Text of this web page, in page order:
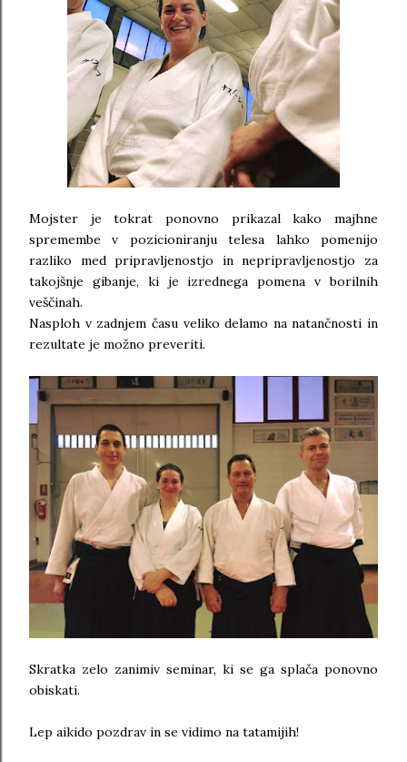
Mojster je tokrat ponovno prikazal kako majhne
spremembe v pozicioniranju telesa lahko pomenijo
razliko med pripravljenostjo in nepripravljenostjo za
takojšnje gibanje, ki je izrednega pomena v borilnih
veščinah.
Nasploh v zadnjem času veliko delamo na natančnosti in
rezultate je možno preveriti.
Skratka zelo zanimiv seminar, ki se ga splača ponovno
obiskati.
Lep aikido pozdrav in se vidimo na tatamijih!